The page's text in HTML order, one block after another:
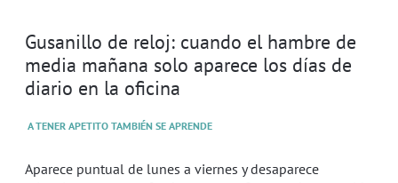
Gusanillo de reloj: cuando el hambre de
media mañana solo aparece los días de
diario en la oficina
A TENER APETITO TAMBIÉN SE APRENDE
Aparece puntual de lunes a viernes y desaparece